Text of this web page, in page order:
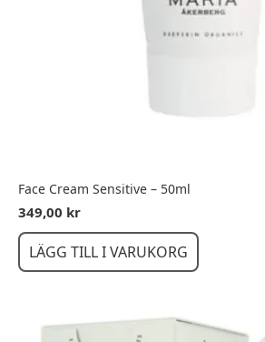
Face Cream Sensitive – 50ml
349,00 kr
LÄGG TILL I VARUKORG